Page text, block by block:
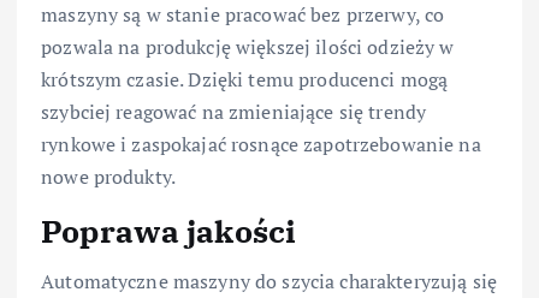
maszyny są w stanie pracować bez przerwy, co
pozwala na produkcję większej ilości odzieży w
krótszym czasie. Dzięki temu producenci mogą
szybciej reagować na zmieniające się trendy
rynkowe i zaspokajać rosnące zapotrzebowanie na
nowe produkty.
Poprawa jakości
Automatyczne maszyny do szycia charakteryzują się